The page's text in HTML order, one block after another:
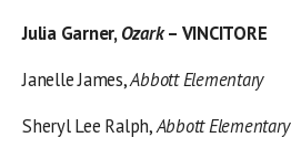
Julia Garner,Ozark– VINCITORE
Janelle James,Abbott Elementary
Sheryl Lee Ralph,Abbott Elementary